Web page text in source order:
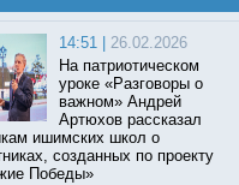
14:51 |
26.02.2026
На патриотическом
уроке «Разговоры о
важном» Андрей
Артюхов рассказал
ишимских школ о
созданных по проекту
Победы»